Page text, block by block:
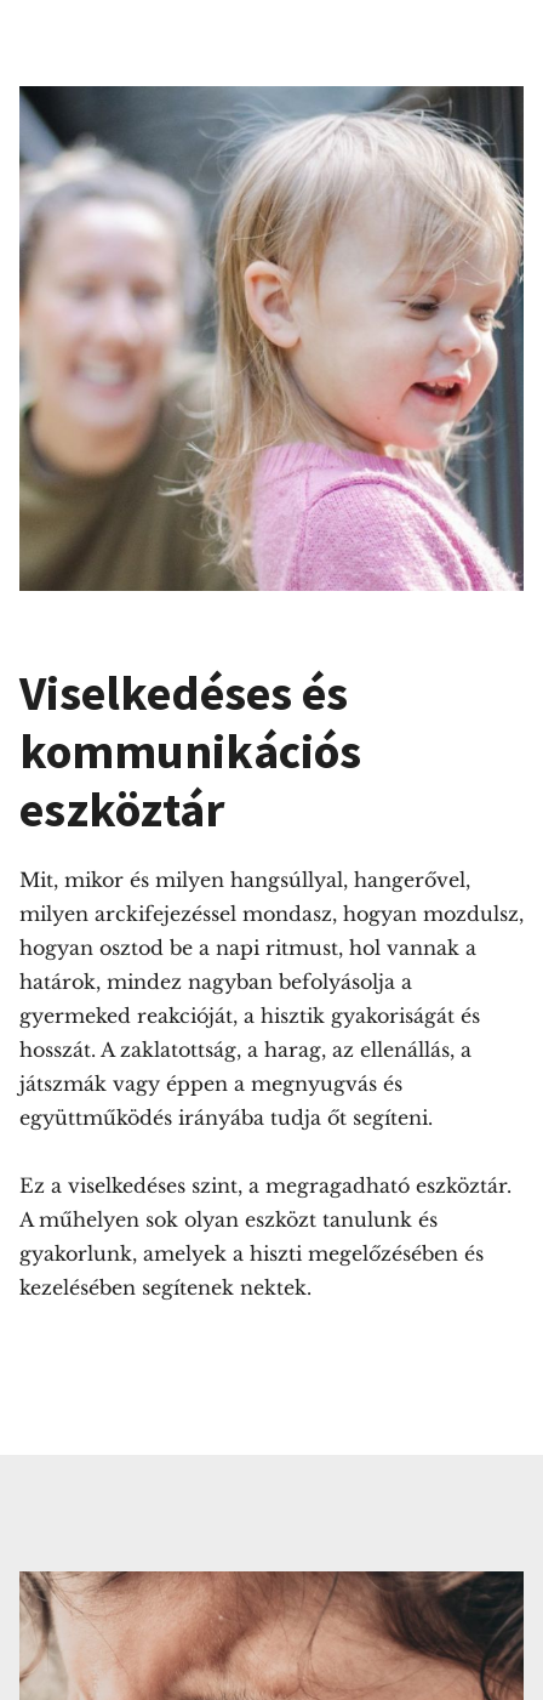
Viselkedéses és
kommunikációs
eszköztár
Mit, mikor és milyen hangsúllyal, hangerővel,
milyen arckifejezéssel mondasz, hogyan mozdulsz,
hogyan osztod be a napi ritmust, hol vannak a
határok, mindez nagyban befolyásolja a
gyermeked reakcióját, a hisztik gyakoriságát és
hosszát. A zaklatottság, a harag, az ellenállás, a
játszmák vagy éppen a megnyugvás és
együttműködés irányába tudja őt segíteni.
Ez a viselkedéses szint, a megragadható eszköztár.
A műhelyen sok olyan eszközt tanulunk és
gyakorlunk, amelyek a hiszti megelőzésében és
kezelésében segítenek nektek.